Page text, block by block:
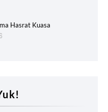
Hasrat Kuasa